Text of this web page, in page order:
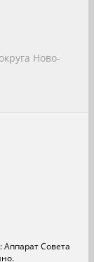
Ново-
Совета